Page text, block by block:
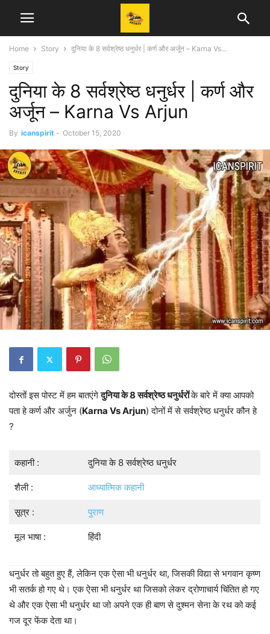
Home Story दुनिया के 8 सर्वश्रेष्ठ धनुर्धर | कर्ण और अर्जून – Karna Vs...
Story
दुनिया के 8 सर्वश्रेष्ठ धनुर्धर | कर्ण और
अर्जून – Karna Vs Arjun
By icanspirit - October 15, 2020
दोस्तों इस पोस्ट में हम बातएंगेदुनिया के 8 सर्वश्रेष्ठ धनुर्धरोंके बारे में क्या आपको
पता हे कर्ण और अर्जुन (Karna Vs Arjun) दोनों में से सर्वश्रेष्ठ धनुर्धर कौन हे
?
कहानी : दुनिया के 8 सर्वश्रेष्ठ धनुर्धर
शैली : आध्यात्मिक कहानी
सूत्र : पुराण
मूल भाषा : हिंदी
धनुर्धर तो बहुत हुए हैं, लेकिन एक ऐसा भी धनुर्धर था, जिसकी विद्या से भगवान कृष्ण
भी सतर्क हो गए थे। एक ऐसा भी धनुर्धर था जिसको लेकर द्रोणाचार्य चिंतित हो गए
थे और एक ऐसा भी धनुर्धर था जो अपने एक ही बाण से दुश्मन सेना के रथ को कई
गज दूर फेंक देता था।